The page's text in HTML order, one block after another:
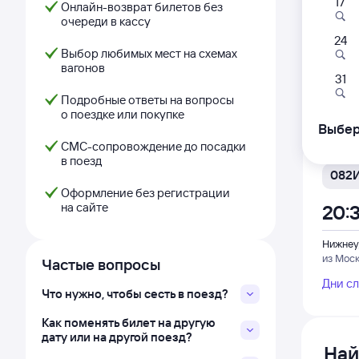
Онлайн-возврат билетов без
очереди в кассу
Выбор любимых мест на схемах
вагонов
Подробные ответы на вопросы
о поездке или покупке
СМС-сопровождение до посадки
в поезд
Оформление без регистрации
на сайте
Частые вопросы
Что нужно, чтобы сесть в поезд?
Как поменять билет на другую
дату или на другой поезд?
070Я
из
из
Дни
24
31